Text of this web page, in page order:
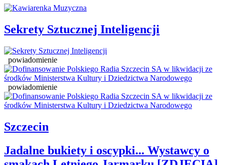
Sekrety Sztucznej Inteligencji
powiadomienie
powiadomienie
Szczecin
Jadalne bukiety i oscypki... Wystawcy o